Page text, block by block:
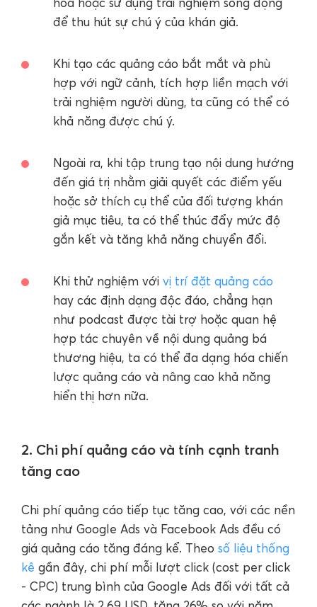
để thu hút sự chú ý của khán giả.
Khi tạo các quảng cáo bắt mắt và phù
hợp với ngữ cảnh, tích hợp liền mạch với
trải nghiệm người dùng, ta cũng có thể có
khả năng được chú ý.
Ngoài ra, khi tập trung tạo nội dung hướng
đến giá trị nhằm giải quyết các điểm yếu
hoặc sở thích cụ thể của đối tượng khán
giả mục tiêu, ta có thể thúc đẩy mức độ
gắn kết và tăng khả năng chuyển đổi.
Khi thử nghiệm với vị trí đặt quảng cáo
hay các định dạng độc đáo, chẳng hạn
như podcast được tài trợ hoặc quan hệ
hợp tác chuyên về nội dung quảng bá
thương hiệu, ta có thể đa dạng hóa chiến
lược quảng cáo và nâng cao khả năng
hiển thị hơn nữa.
2. Chi phí quảng cáo và tính cạnh tranh
tăng cao
Chi phí quảng cáo tiếp tục tăng cao, với các nền
tảng như Google Ads và Facebook Ads đều có ​​​​
giá quảng cáo tăng đáng kể. Theo số liệu thống
kê gần đây, chi phí mỗi lượt click (cost per click
- CPC) trung bình của Google Ads đối với tất cả